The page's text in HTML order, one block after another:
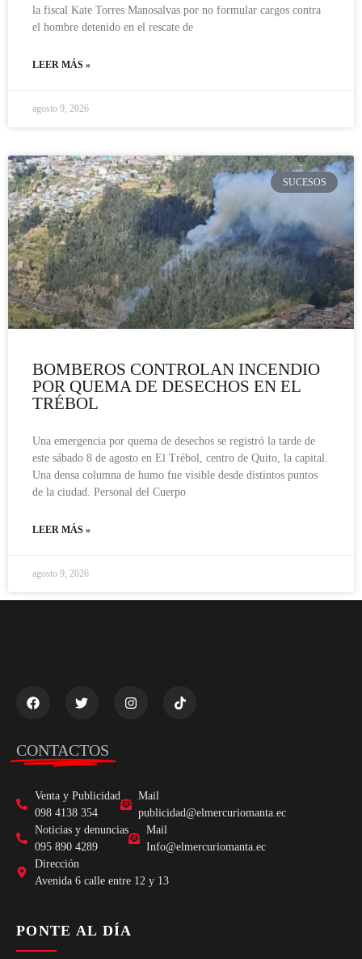
la fiscal Kate Torres Manosalvas por no formular cargos contra
el hombre detenido en el rescate de
LEER MÁS »
agosto 9, 2026
SUCESOS
BOMBEROS CONTROLAN INCENDIO
POR QUEMA DE DESECHOS EN EL
TRÉBOL
Una emergencia por quema de desechos se registró la tarde de
este sábado 8 de agosto en El Trébol, centro de Quito, la capital.
Una densa columna de humo fue visible desde distintos puntos
de la ciudad. Personal del Cuerpo
LEER MÁS »
agosto 9, 2026
CONTACTOS
Venta y Publicidad
098 4138 354
Mail
publicidad@elmercuriomanta.ec
Noticias y denuncias
095 890 4289
Mail
Info@elmercuriomanta.ec
Dirección
Avenida 6 calle entre 12 y 13
PONTE AL DÍA